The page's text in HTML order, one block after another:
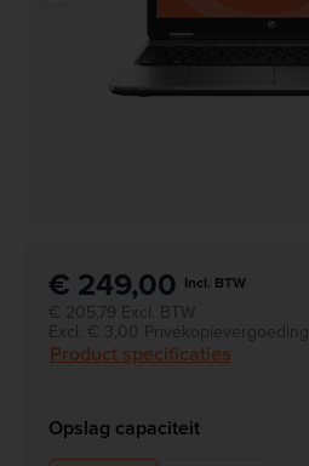
€ 249,00 Incl. BTW
€ 205,79 Excl. BTW
Excl. € 3,00 Privékopievergoeding
Product specificaties
Opslag capaciteit